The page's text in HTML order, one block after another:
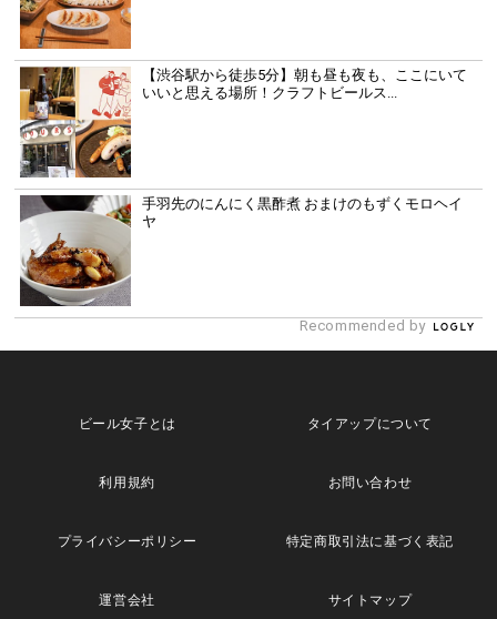
【渋谷駅から徒歩5分】朝も昼も夜も、ここにいて
いいと思える場所！クラフトビールス...
手羽先のにんにく黒酢煮 おまけのもずくモロヘイ
ヤ
Recommended by
ビール女子とは タイアップについて
利用規約 お問い合わせ
プライバシーポリシー 特定商取引法に基づく表記
運営会社 サイトマップ